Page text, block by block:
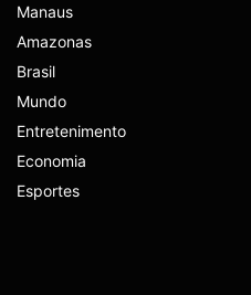
Manaus
Amazonas
Brasil
Mundo
Entretenimento
Economia
Esportes